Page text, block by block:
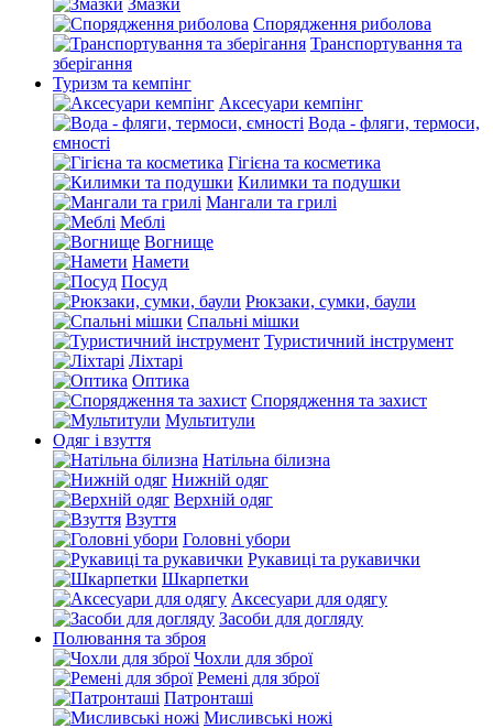
Змазки
Спорядження риболова
Транспортування та
зберігання
Туризм та кемпінг
Аксесуари кемпінг
Вода - фляги, термоси,
ємності
Гігієна та косметика
Килимки та подушки
Мангали та грилі
Меблі
Вогнище
Намети
Посуд
Рюкзаки, сумки, баули
Спальні мішки
Туристичний інструмент
Ліхтарі
Оптика
Спорядження та захист
Мультитули
Одяг і взуття
Натільна білизна
Нижній одяг
Верхній одяг
Взуття
Головні убори
Рукавиці та рукавички
Шкарпетки
Аксесуари для одягу
Засоби для догляду
Полювання та зброя
Чохли для зброї
Ремені для зброї
Патронташі
Мисливські ножі